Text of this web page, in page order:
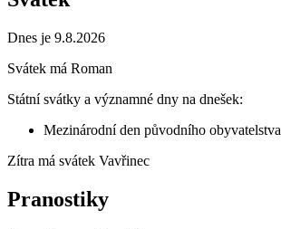
Dnes je 9.8.2026
Svátek má Roman
Státní svátky a významné dny na dnešek:
Mezinárodní den původního obyvatelstva
Zítra má svátek Vavřinec
Pranostiky